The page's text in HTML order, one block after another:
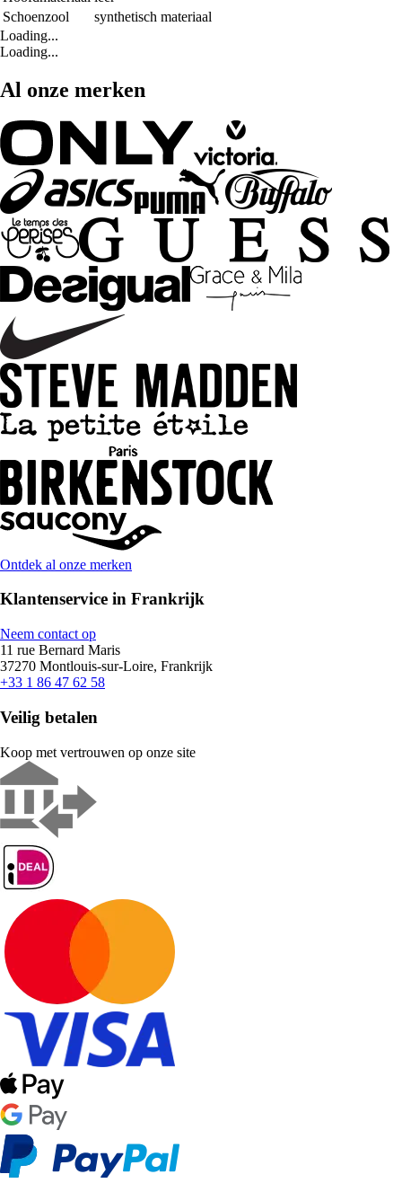
Schoenzool
synthetisch materiaal
Loading...
Loading...
Al onze merken
Ontdek al onze merken
Klantenservice in Frankrijk
Neem contact op
11 rue Bernard Maris
37270 Montlouis-sur-Loire, Frankrijk
+33 1 86 47 62 58
Veilig betalen
Koop met vertrouwen op onze site